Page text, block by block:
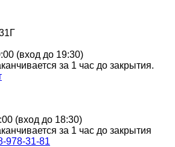
(вход до 19:30)
за 1 час до закрытия.
(вход до 18:30)
за 1 час до закрытия
978-31-81